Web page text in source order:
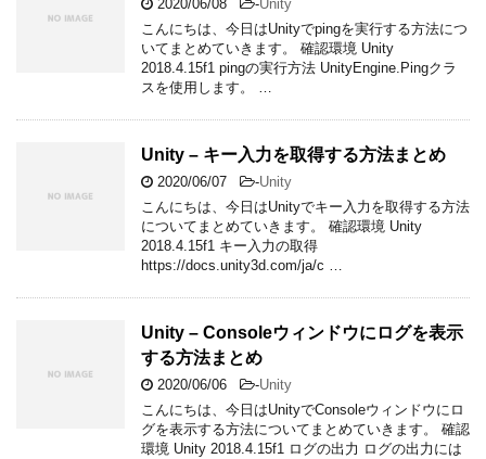
2020/06/08 -Unity
こんにちは、今日はUnityでpingを実行する方法につ
いてまとめていきます。 確認環境 Unity
2018.4.15f1 pingの実行方法 UnityEngine.Pingクラ
スを使用します。 …
Unity – キー入力を取得する方法まとめ
2020/06/07 -Unity
こんにちは、今日はUnityでキー入力を取得する方法
についてまとめていきます。 確認環境 Unity
2018.4.15f1 キー入力の取得
https://docs.unity3d.com/ja/c …
Unity – Consoleウィンドウにログを表示
する方法まとめ
2020/06/06 -Unity
こんにちは、今日はUnityでConsoleウィンドウにロ
グを表示する方法についてまとめていきます。 確認
環境 Unity 2018.4.15f1 ログの出力 ログの出力には